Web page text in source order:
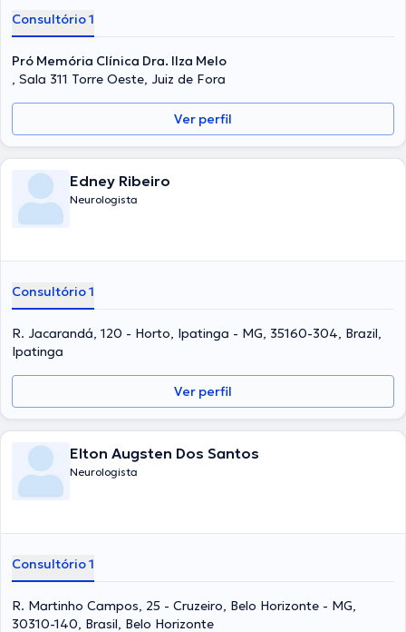
Consultório 1
Pró Memória Clínica Dra. Ilza Melo
, Sala 311 Torre Oeste, Juiz de Fora
Ver perfil
Edney Ribeiro
Neurologista
Consultório 1
R. Jacarandá, 120 - Horto, Ipatinga - MG, 35160-304, Brazil,
Ipatinga
Ver perfil
Elton Augsten Dos Santos
Neurologista
Consultório 1
R. Martinho Campos, 25 - Cruzeiro, Belo Horizonte - MG,
30310-140, Brasil, Belo Horizonte